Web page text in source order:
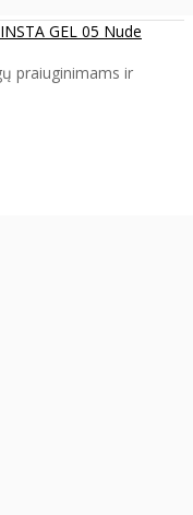
GEL 05 Nude
praiuginimams ir